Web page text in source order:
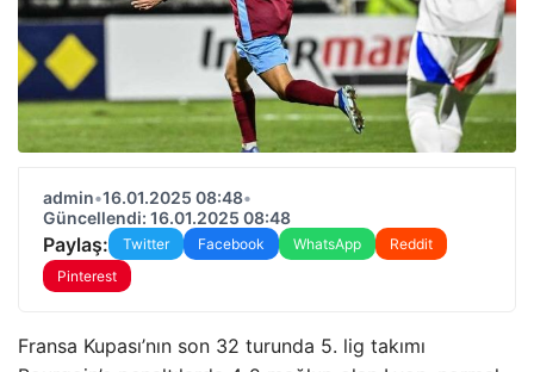
admin•16.01.2025 08:48•
Güncellendi: 16.01.2025 08:48
Paylaş: Twitter Facebook WhatsApp
Reddit
Pinterest
Fransa Kupası’nın son 32 turunda 5. lig takımı